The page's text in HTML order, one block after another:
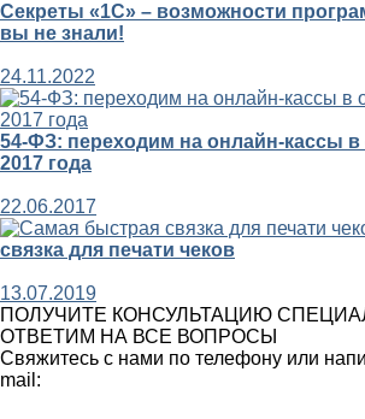
Секреты «1С» – возможности
вы не знали!
24.11.2022
54-ФЗ: переходим на онлайн-кассы в
2017 года
22.06.2017
связка для печати чеков
13.07.2019
ПОЛУЧИТЕ КОНСУЛЬТАЦИЮ
ОТВЕТИМ НА ВСЕ ВОПРОСЫ
Свяжитесь с нами по телефону или
mail: